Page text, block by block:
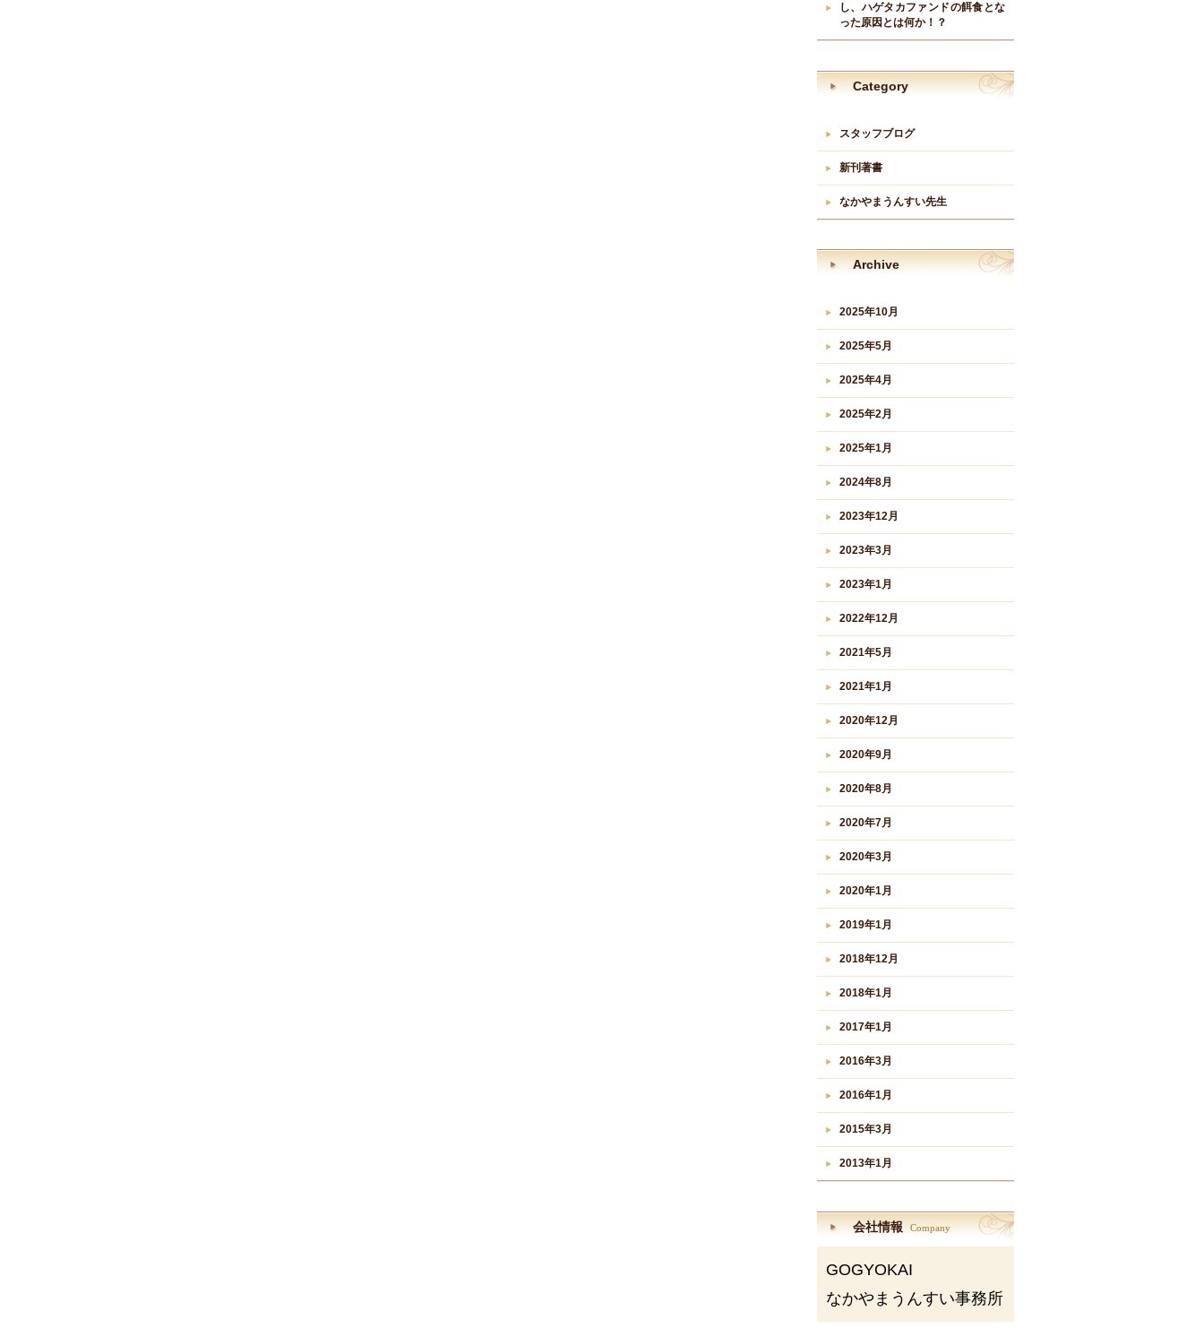
し、ハゲタカファンドの餌食とな
った原因とは何か！？
Category
スタッフブログ
新刊著書
なかやまうんすい先生
Archive
2025年10月
2025年5月
2025年4月
2025年2月
2025年1月
2024年8月
2023年12月
2023年3月
2023年1月
2022年12月
2021年5月
2021年1月
2020年12月
2020年9月
2020年8月
2020年7月
2020年3月
2020年1月
2019年1月
2018年12月
2018年1月
2017年1月
2016年3月
2016年1月
2015年3月
2013年1月
会社情報 Company
GOGYOKAI
なかやまうんすい事務所